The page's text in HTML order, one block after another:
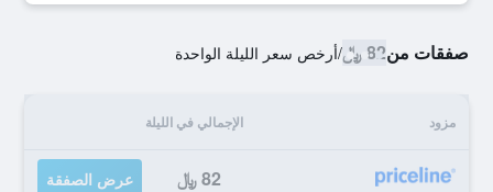
صفقات من82 ﷼ /أرخص سعر الليلة الواحدة
مزود الإجمالي في الليلة
82 ﷼ عرض الصفقة